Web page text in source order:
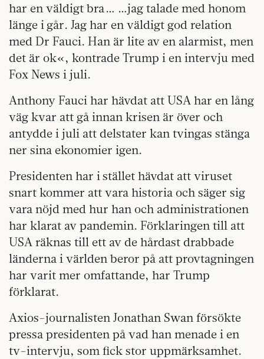
har en väldigt bra … …jag talade med honom
länge i går. Jag har en väldigt god relation
med Dr Fauci. Han är lite av en alarmist, men
det är ok«, kontrade Trump i en intervju med
Fox News i juli.
Anthony Fauci har hävdat att USA har en lång
väg kvar att gå innan krisen är över och
antydde i juli att delstater kan tvingas stänga
ner sina ekonomier igen.
Presidenten har i stället hävdat att viruset
snart kommer att vara historia och säger sig
vara nöjd med hur han och administrationen
har klarat av pandemin. Förklaringen till att
USA räknas till ett av de hårdast drabbade
länderna i världen beror på att provtagningen
har varit mer omfattande, har Trump
förklarat.
Axios-journalisten Jonathan Swan försökte
pressa presidenten på vad han menade i en
tv-intervju, som fick stor uppmärksamhet.